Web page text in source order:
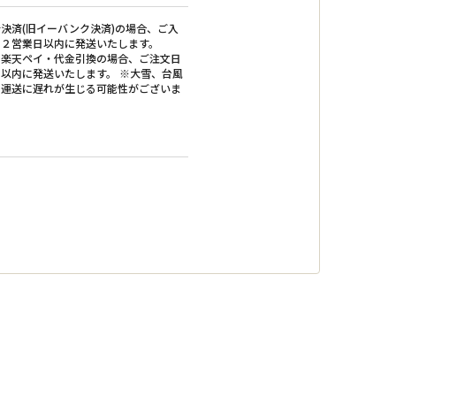
済(旧イーバンク決済)の場合、ご入
営業日以内に発送いたします。
天ペイ・代金引換の場合、ご注文日
内に発送いたします。 ※大雪、台風
送に遅れが生じる可能性がございま